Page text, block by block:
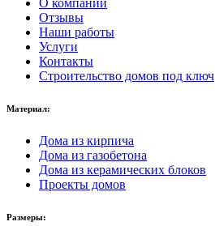
О компании
Отзывы
Наши работы
Услуги
Контакты
Строительство домов под ключ
Материал:
Дома из кирпича
Дома из газобетона
Дома из керамических блоков
Проекты домов
Размеры: